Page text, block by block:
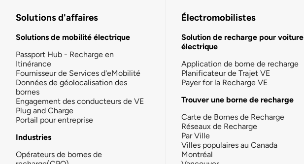
Solutions d'affaires
Solutions de mobilité électrique
Passport Hub - Recharge en
Itinérance
Fournisseur de Services d'eMobilité
Données de géolocalisation des
bornes
Engagement des conducteurs de VE
Plug and Charge
Portail pour entreprise
Industries
Opérateurs de bornes de
Électromobilistes
Solution de recharge pour voiture
électrique
Application de borne de recharge
Planificateur de Trajet VE
Payer for la Recharge VE
Trouver une borne de recharge
Carte de Bornes de Recharge
Réseaux de Recharge
Par Ville
Villes populaires au Canada
Montréal